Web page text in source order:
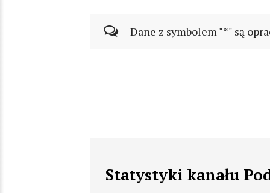
Dane z symbolem "*" są
Statystyki kanału